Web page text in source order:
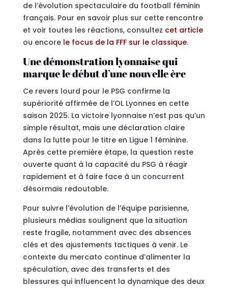
de l’évolution spectaculaire du football féminin
français. Pour en savoir plus sur cette rencontre
et voir toutes les réactions, consultez cet article
ou encore le focus de la FFF sur le classique.
Une démonstration lyonnaise qui
marque le début d’une nouvelle ère
Ce revers lourd pour le PSG confirme la
supériorité affirmée de l’OL Lyonnes en cette
saison 2025. La victoire lyonnaise n’est pas qu’un
simple résultat, mais une déclaration claire
dans la lutte pour le titre en Ligue 1 féminine.
Après cette première étape, la question reste
ouverte quant à la capacité du PSG à réagir
rapidement et à faire face à un concurrent
désormais redoutable.
Pour suivre l’évolution de l’équipe parisienne,
plusieurs médias soulignent que la situation
reste fragile, notamment avec des absences
clés et des ajustements tactiques à venir. Le
contexte du mercato continue d’alimenter la
spéculation, avec des transferts et des
blessures qui influencent la dynamique des deux